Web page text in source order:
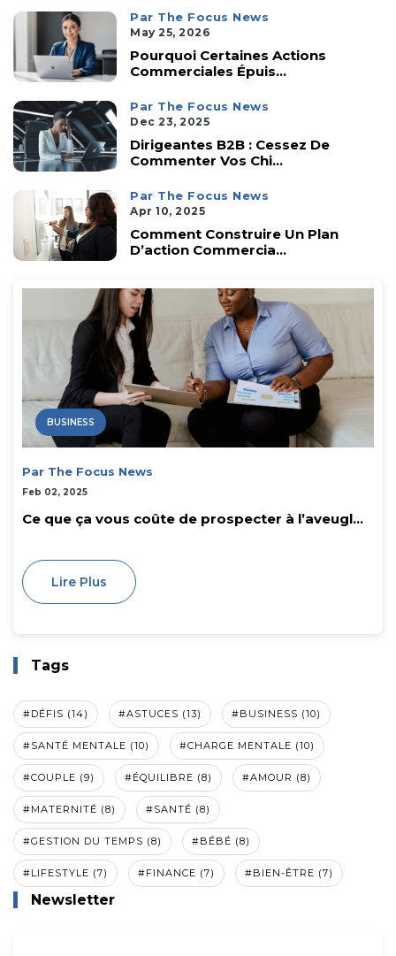
Par The Focus News
May 25, 2026
Pourquoi Certaines Actions
Commerciales Épuis...
Par The Focus News
Dec 23, 2025
Dirigeantes B2B : Cessez De
Commenter Vos Chi...
Par The Focus News
Apr 10, 2025
Comment Construire Un Plan
D’action Commercia...
BUSINESS
Par The Focus News
Feb 02, 2025
Ce que ça vous coûte de prospecter à l’aveugl...
Lire Plus
Tags
#DÉFIS (14) #ASTUCES (13) #BUSINESS (10)
#SANTÉ MENTALE (10) #CHARGE MENTALE (10)
#COUPLE (9) #ÉQUILIBRE (8) #AMOUR (8)
#MATERNITÉ (8) #SANTÉ (8)
#GESTION DU TEMPS (8) #BÉBÉ (8)
#LIFESTYLE (7) #FINANCE (7) #BIEN-ÊTRE (7)
Newsletter